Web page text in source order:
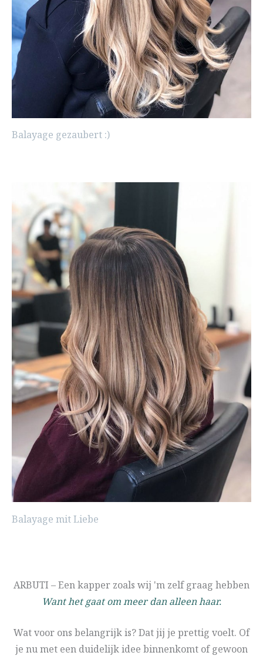
Balayage gezaubert :)
Balayage mit Liebe
ARBUTI – Een kapper zoals wij 'm zelf graag hebben
Want het gaat om meer dan alleen haar.
Wat voor ons belangrijk is? Dat jij je prettig voelt. Of
je nu met een duidelijk idee binnenkomt of gewoon